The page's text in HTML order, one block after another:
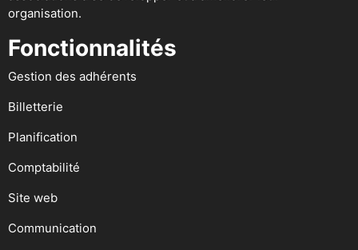
organisation.
Fonctionnalités
Gestion des adhérents
Billetterie
Planification
Comptabilité
Site web
Communication